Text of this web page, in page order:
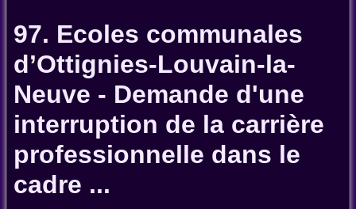
97. Ecoles communales
d’Ottignies-Louvain-la-
Neuve - Demande d'une
interruption de la carrière
professionnelle dans le
cadre ...